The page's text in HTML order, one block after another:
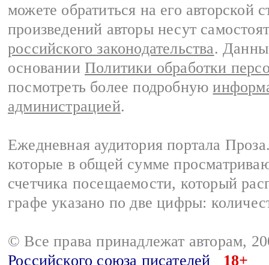
можете обратиться на его авторской
произведений авторы несут
российского законодательства.
основании Политики обработки
посмотреть более подробную
администрацией.
Ежедневная аудитория портала
которые в общей сумме
счетчика посещаемости, который
графе указано по две цифры:
© Все права принадлежат авторам,
Российского союза писателей
18+